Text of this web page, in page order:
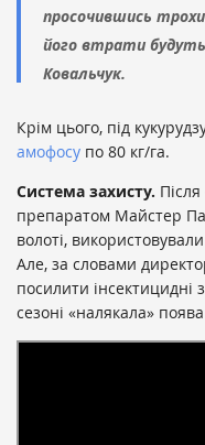
просочившись
його втрати
Ковальчук.
Крім цього, під
амофосу по 80 кг/га.
Система захисту.
препаратом Майстер
волоті,
Але, за словами
посилити інсектицидні
сезоні «налякала»